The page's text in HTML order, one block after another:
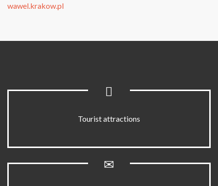
wawel.krakow.pl
Tourist attractions